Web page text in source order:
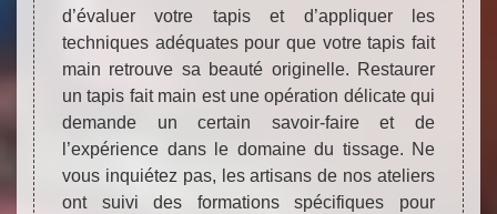
d’évaluer votre tapis et d’appliquer les
techniques adéquates pour que votre tapis fait
main retrouve sa beauté originelle. Restaurer
un tapis fait main est une opération délicate qui
demande un certain savoir-faire et de
l’expérience dans le domaine du tissage. Ne
vous inquiétez pas, les artisans de nos ateliers
ont suivi des formations spécifiques pour